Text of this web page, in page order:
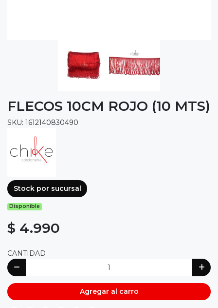
FLECOS 10CM ROJO (10 MTS)
SKU: 1612140830490
Stock por sucursal
Disponible
$ 4.990
CANTIDAD
Agregar al carro